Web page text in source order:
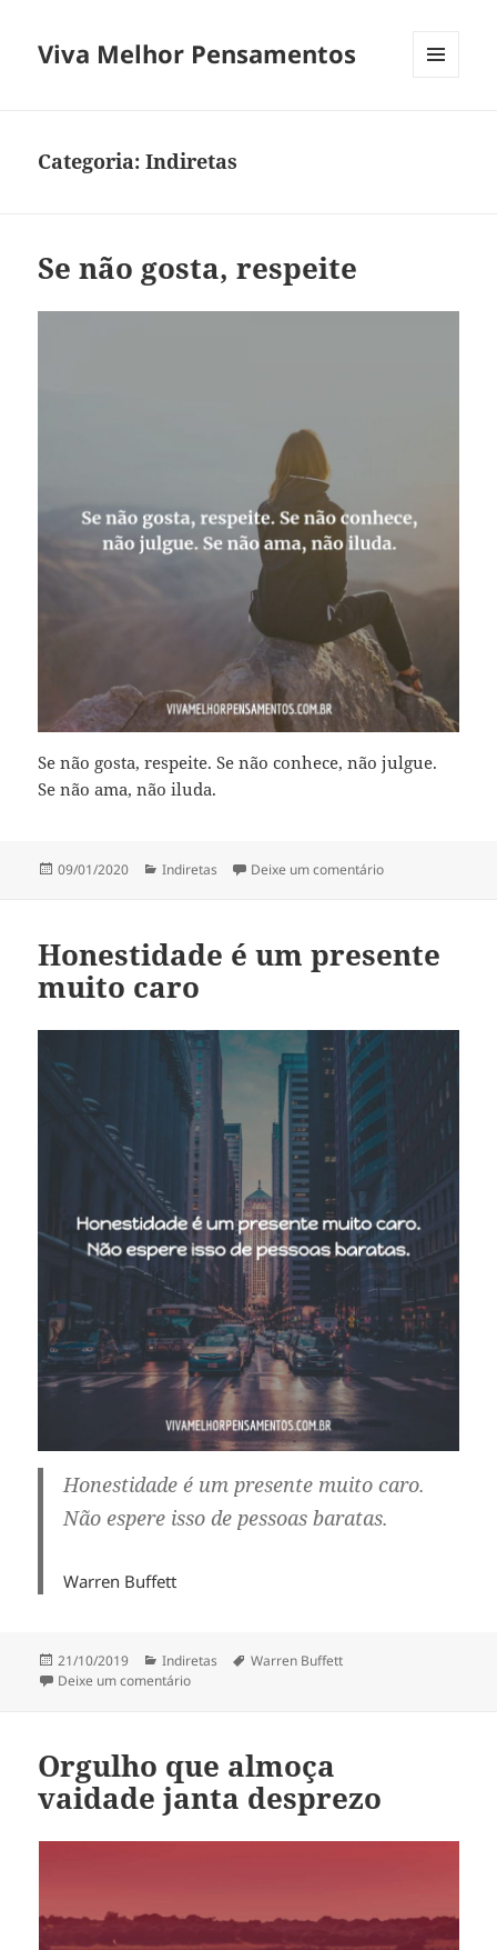
Viva Melhor Pensamentos
Categoria:Indiretas
Se não gosta, respeite
Se não gosta, respeite. Se não conhece, não julgue.
Se não ama, não iluda.
Publicado
09/01/2020 Categorias
Indiretas Deixe um comentárioem Se não gosta,
Honestidade é um presente
muito caro
Honestidade é um presente muito caro.
Não espere isso de pessoas baratas.
Warren Buffett
Publicado
em
21/10/2019 Categorias
Indiretas Tags
Warren Buffett
Deixe um comentárioem Honestidade é um presente muito caro
Orgulho que almoça
vaidade janta desprezo